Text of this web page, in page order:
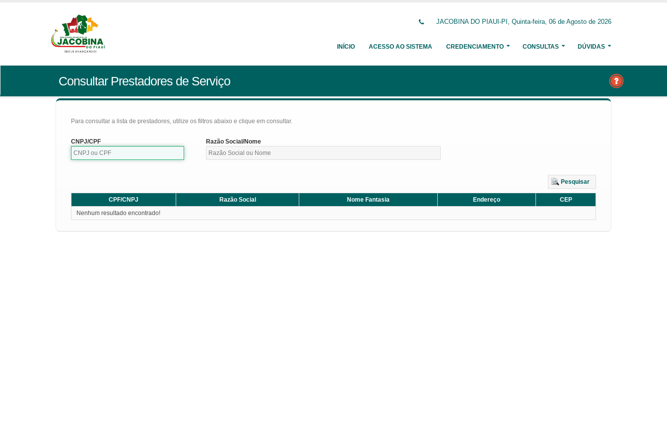
JACOBINA DO PIAUI-PI, Quinta-feira, 06 de Agosto de 2026
INÍCIO ACESSO AO SISTEMA CREDENCIAMENTO CONSULTAS DÚVIDAS
Consultar Prestadores de Serviço
Para consultar a lista de prestadores, utilize os filtros abaixo e clique em consultar.
CNPJ/CPF Razão Social/Nome
Pesquisar
CPF/CNPJ Razão Social Nome Fantasia Endereço
CEP
Nenhum resultado encontrado!